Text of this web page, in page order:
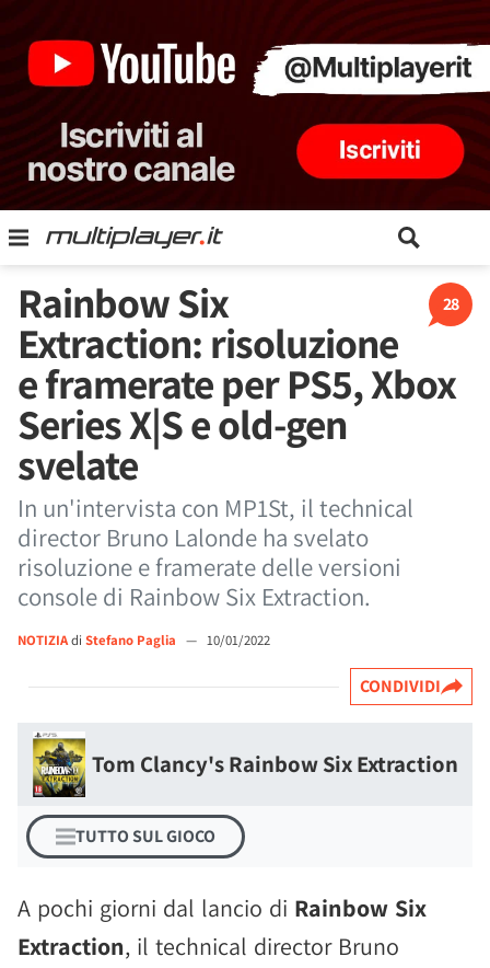
28
Rainbow Six
Extraction: risoluzione
e framerate per PS5, Xbox
Series X|S e old-gen
svelate
In un'intervista con MP1St, il technical
director Bruno Lalonde ha svelato
risoluzione e framerate delle versioni
console di Rainbow Six Extraction.
NOTIZIAdi Stefano Paglia — 10/01/2022
CONDIVIDI
Tom Clancy's Rainbow Six Extraction
TUTTO SUL GIOCO
A pochi giorni dal lancio di Rainbow Six
Extraction, il technical director Bruno